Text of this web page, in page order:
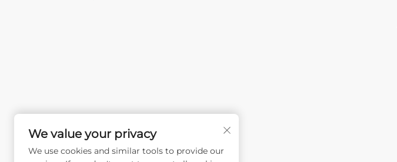
We value your privacy
We use cookies and similar tools to provide our